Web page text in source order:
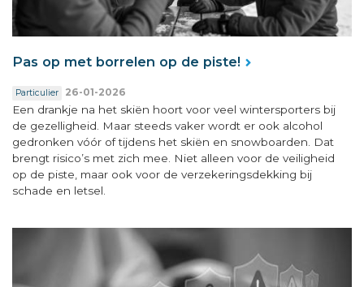
Pas op met borrelen op de piste!
Particulier 26-01-2026
Een drankje na het skiën hoort voor veel wintersporters bij
de gezelligheid. Maar steeds vaker wordt er ook alcohol
gedronken vóór of tijdens het skiën en snowboarden. Dat
brengt risico’s met zich mee. Niet alleen voor de veiligheid
op de piste, maar ook voor de verzekeringsdekking bij
schade en letsel.